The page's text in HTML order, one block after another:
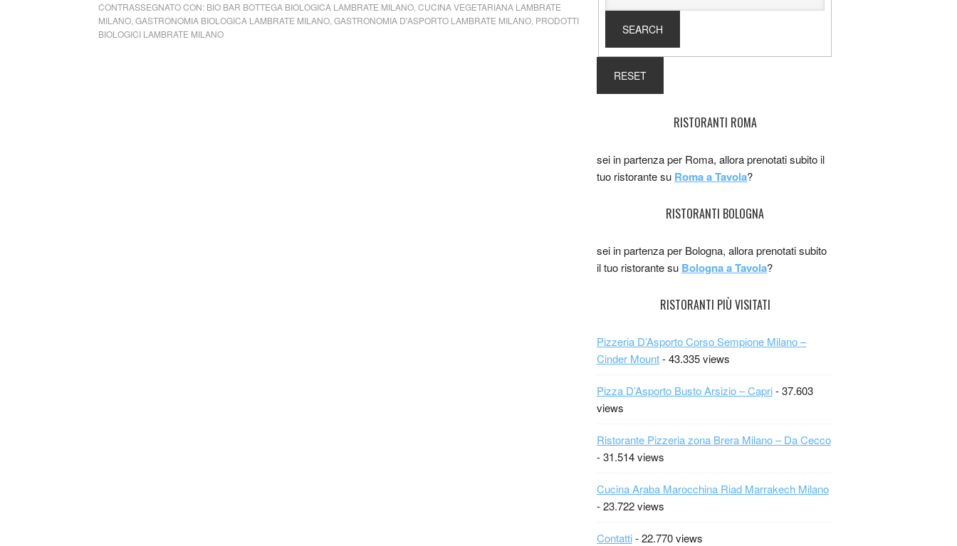
CONTRASSEGNATO CON: BIO BAR BOTTEGA BIOLOGICA LAMBRATE MILANO CUCINA VEGETARIANA LAMBRATE
MILANO GASTRONOMIA BIOLOGICA LAMBRATE MILANO GASTRONOMIA D'ASPORTO LAMBRATE MILANO PRODOTTI
BIOLOGICI LAMBRATE MILANO
RISTORANTI ROMA
sei in partenza per Roma, allora prenotati subito il
tuo ristorante su Roma a Tavola?
RISTORANTI BOLOGNA
sei in partenza per Bologna, allora prenotati subito
il tuo ristorante su Bologna a Tavola?
RISTORANTI PIÙ VISITATI
Pizzeria D’Asporto Corso Sempione Milano –
Cinder Mount- 43.335 views
Pizza D’Asporto Busto Arsizio – Capri- 37.603
views
Ristorante Pizzeria zona Brera Milano – Da Cecco
- 31.514 views
Cucina Araba Marocchina Riad Marrakech Milano
- 23.722 views
Contatti- 22.770 views